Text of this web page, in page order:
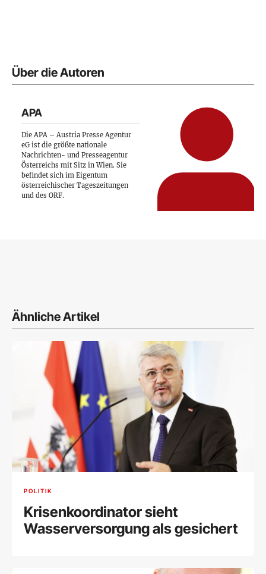
Über die Autoren
APA
Die APA – Austria Presse Agentur
eG ist die größte nationale
Nachrichten- und Presseagentur
Österreichs mit Sitz in Wien. Sie
befindet sich im Eigentum
österreichischer Tageszeitungen
und des ORF.
Ähnliche Artikel
POLITIK
Krisenkoordinator sieht
Wasserversorgung als gesichert